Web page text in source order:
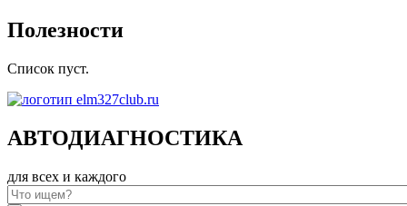
Полезности
Список пуст.
АВТОДИАГНОСТИКА
для всех и каждого